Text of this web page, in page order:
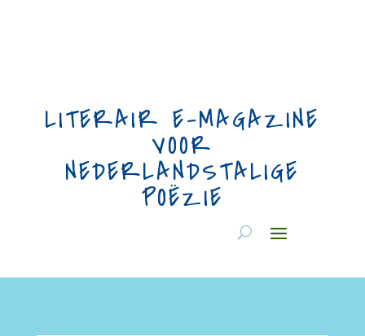
LITERAIR E-MAGAZINE
VOOR
NEDERLANDSTALIGE
POËZIE